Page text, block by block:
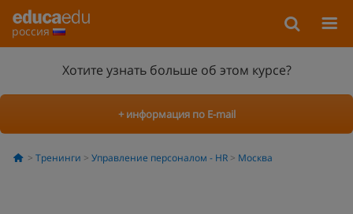
россия
Хотите узнать больше об этом курсе?
+ информация по E-mail
Тренинги Управление персоналом - HR Москва